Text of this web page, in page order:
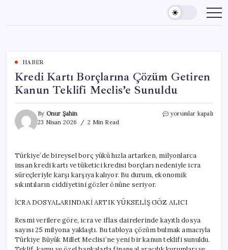
content
HABER
Kredi Kartı Borçlarına Çözüm Getiren
Kanun Teklifi Meclis’e Sunuldu
By Onur Şahin
23 Nisan 2026
2 Min Read
Kredi
Kanun
Teklifi
Meclis’e
yorumlar kapalı
Türkiye’de bireysel borç yükü hızla artarken, milyonlarca
insan kredi kartı ve tüketici kredisi borçları nedeniyle icra
süreçleriyle karşı karşıya kalıyor. Bu durum, ekonomik
sıkıntıların ciddiyetini gözler önüne seriyor.
İCRA DOSYALARINDAKİ ARTIK YÜKSELİŞ GÖZ ALICI
Resmi verilere göre, icra ve iflas dairelerinde kayıtlı dosya
sayısı 25 milyona yaklaştı. Bu tabloya çözüm bulmak amacıyla
Türkiye Büyük Millet Meclisi’ne yeni bir kanun teklifi sunuldu.